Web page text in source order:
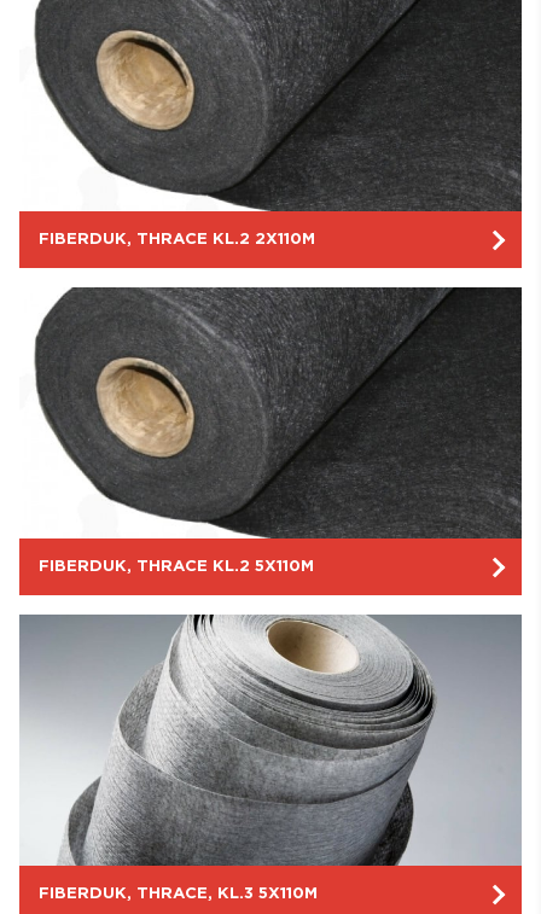
FIBERDUK, THRACE KL.2 2X110M
FIBERDUK, THRACE KL.2 5X110M
FIBERDUK, THRACE, KL.3 5X110M